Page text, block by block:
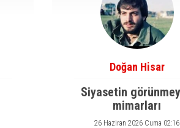
Doğan Hisar
Siyasetin
mimarları
26 Haziran 2026 Cuma 02:16